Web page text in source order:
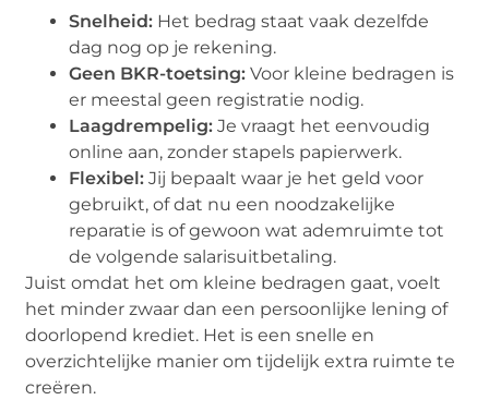
Snelheid: Het bedrag staat vaak dezelfde
dag nog op je rekening.
Geen BKR-toetsing: Voor kleine bedragen is
er meestal geen registratie nodig.
Laagdrempelig: Je vraagt het eenvoudig
online aan, zonder stapels papierwerk.
Flexibel: Jij bepaalt waar je het geld voor
gebruikt, of dat nu een noodzakelijke
reparatie is of gewoon wat ademruimte tot
de volgende salarisuitbetaling.
Juist omdat het om kleine bedragen gaat, voelt
het minder zwaar dan een persoonlijke lening of
doorlopend krediet. Het is een snelle en
overzichtelijke manier om tijdelijk extra ruimte te
creëren.